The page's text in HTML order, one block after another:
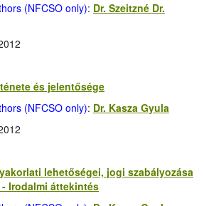
(NFCSO only): Dr. Szeitzné Dr.
és jelentősége
(NFCSO only): Dr. Kasza Gyula
lehetőségei, jogi szabályozása
Irodalmi áttekintés